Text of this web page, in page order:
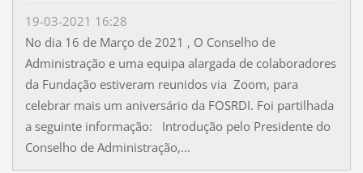
19-03-2021 16:28
No dia 16 de Março de 2021 , O Conselho de
Administração e uma equipa alargada de colaboradores
da Fundação estiveram reunidos via Zoom, para
celebrar mais um aniversário da FOSRDI. Foi partilhada
a seguinte informação: Introdução pelo Presidente do
Conselho de Administração,...